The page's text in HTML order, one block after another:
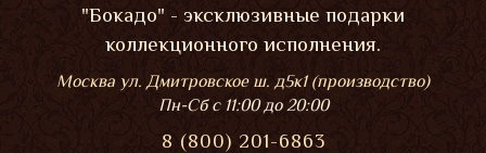
"Бокадо" - эксклюзивные подарки
коллекционного исполнения.
Москва ул. Дмитровское ш. д5к1 (производство)
Пн-Сбс 11:00 до 20:00
8 (800) 201-6863